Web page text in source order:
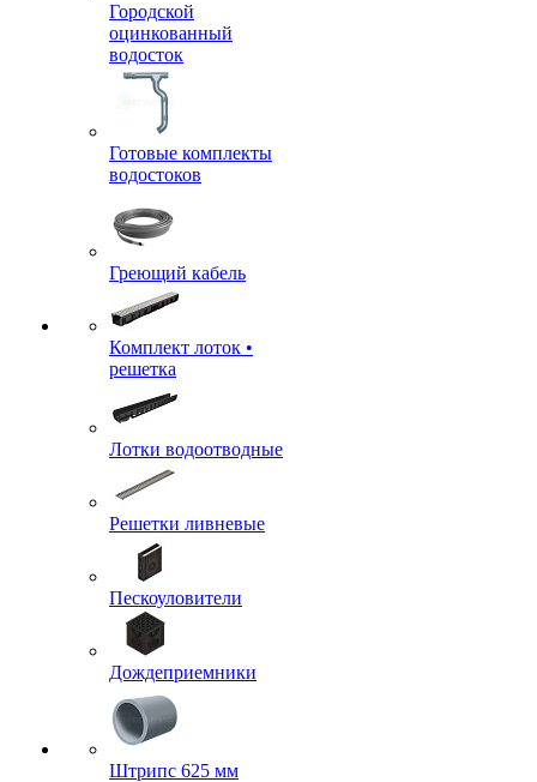
Городской
оцинкованный
водосток
Готовые комплекты
водостоков
Греющий кабель
Комплект лоток •
решетка
Лотки водоотводные
Решетки ливневые
Пескоуловители
Дождеприемники
Штрипс 625 мм